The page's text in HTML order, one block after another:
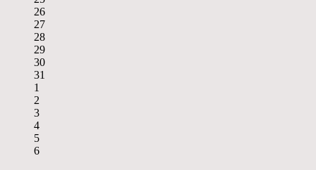
26
27
28
29
30
31
1
2
3
4
5
6